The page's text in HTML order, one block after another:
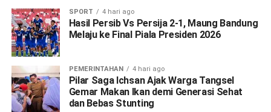
SPORT 4 hari ago
Hasil Persib Vs Persija 2-1, Maung Bandung
Melaju ke Final Piala Presiden 2026
PEMERINTAHAN 4 hari ago
Pilar Saga Ichsan Ajak Warga Tangsel
Gemar Makan Ikan demi Generasi Sehat
dan Bebas Stunting